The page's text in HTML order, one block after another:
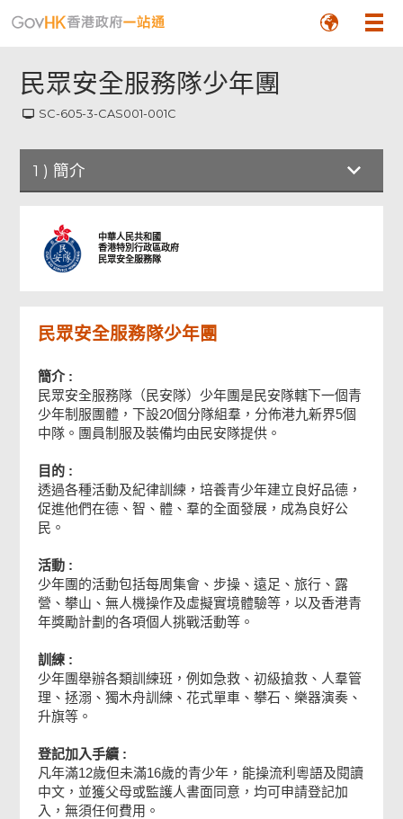
民眾安全服務隊少年團
SC-605-3-CAS001-001C
1 ) 簡介
申請人資料
父母或監護人資料
承諾書
確認通知書
中華人民共和國
香港特別行政區政府
民眾安全服務隊
民眾安全服務隊少年團
簡介 :
民眾安全服務隊（民安隊）少年團是民安隊轄下一個青
少年制服團體，下設20個分隊組羣，分佈港九新界5個
中隊。團員制服及裝備均由民安隊提供。
目的 :
透過各種活動及紀律訓練，培養青少年建立良好品德，
促進他們在德、智、體、羣的全面發展，成為良好公
民。
活動 :
少年團的活動包括每周集會、步操、遠足、旅行、露
營、攀山、無人機操作及虛擬實境體驗等，以及香港青
年獎勵計劃的各項個人挑戰活動等。
訓練 :
少年團舉辦各類訓練班，例如急救、初級搶救、人羣管
理、拯溺、獨木舟訓練、花式單車、攀石、樂器演奏、
升旗等。
登記加入手續 :
凡年滿12歲但未滿16歲的青少年，能操流利粵語及閱讀
中文，並獲父母或監護人書面同意，均可申請登記加
入，無須任何費用。